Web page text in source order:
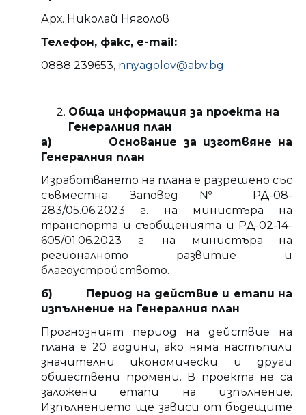
Арх. Николай Няголов
Телефон, факс, e-mail:
0888 239653, nnyagolov@abv.bg
Обща информация за проекта на
Генералния план
а) Основание за изготвяне на
Генералния план
Изработването на плана е разрешено със
съвместна Заповед № РД-08-
283/05.06.2023 г. на министъра на
транспорта и съобщенията и РД-02-14-
605/01.06.2023 г. на министъра на
регионалното развитие и
благоустройството.
б) Период на действие и етапи на
изпълнение на Генералния план
Прогнозният период на действие на
плана е 20 години, ако няма настъпили
значителни икономически и други
обществени промени. В проекта не са
заложени етапи на изпълнение.
Изпълнението ще зависи от бъдещите